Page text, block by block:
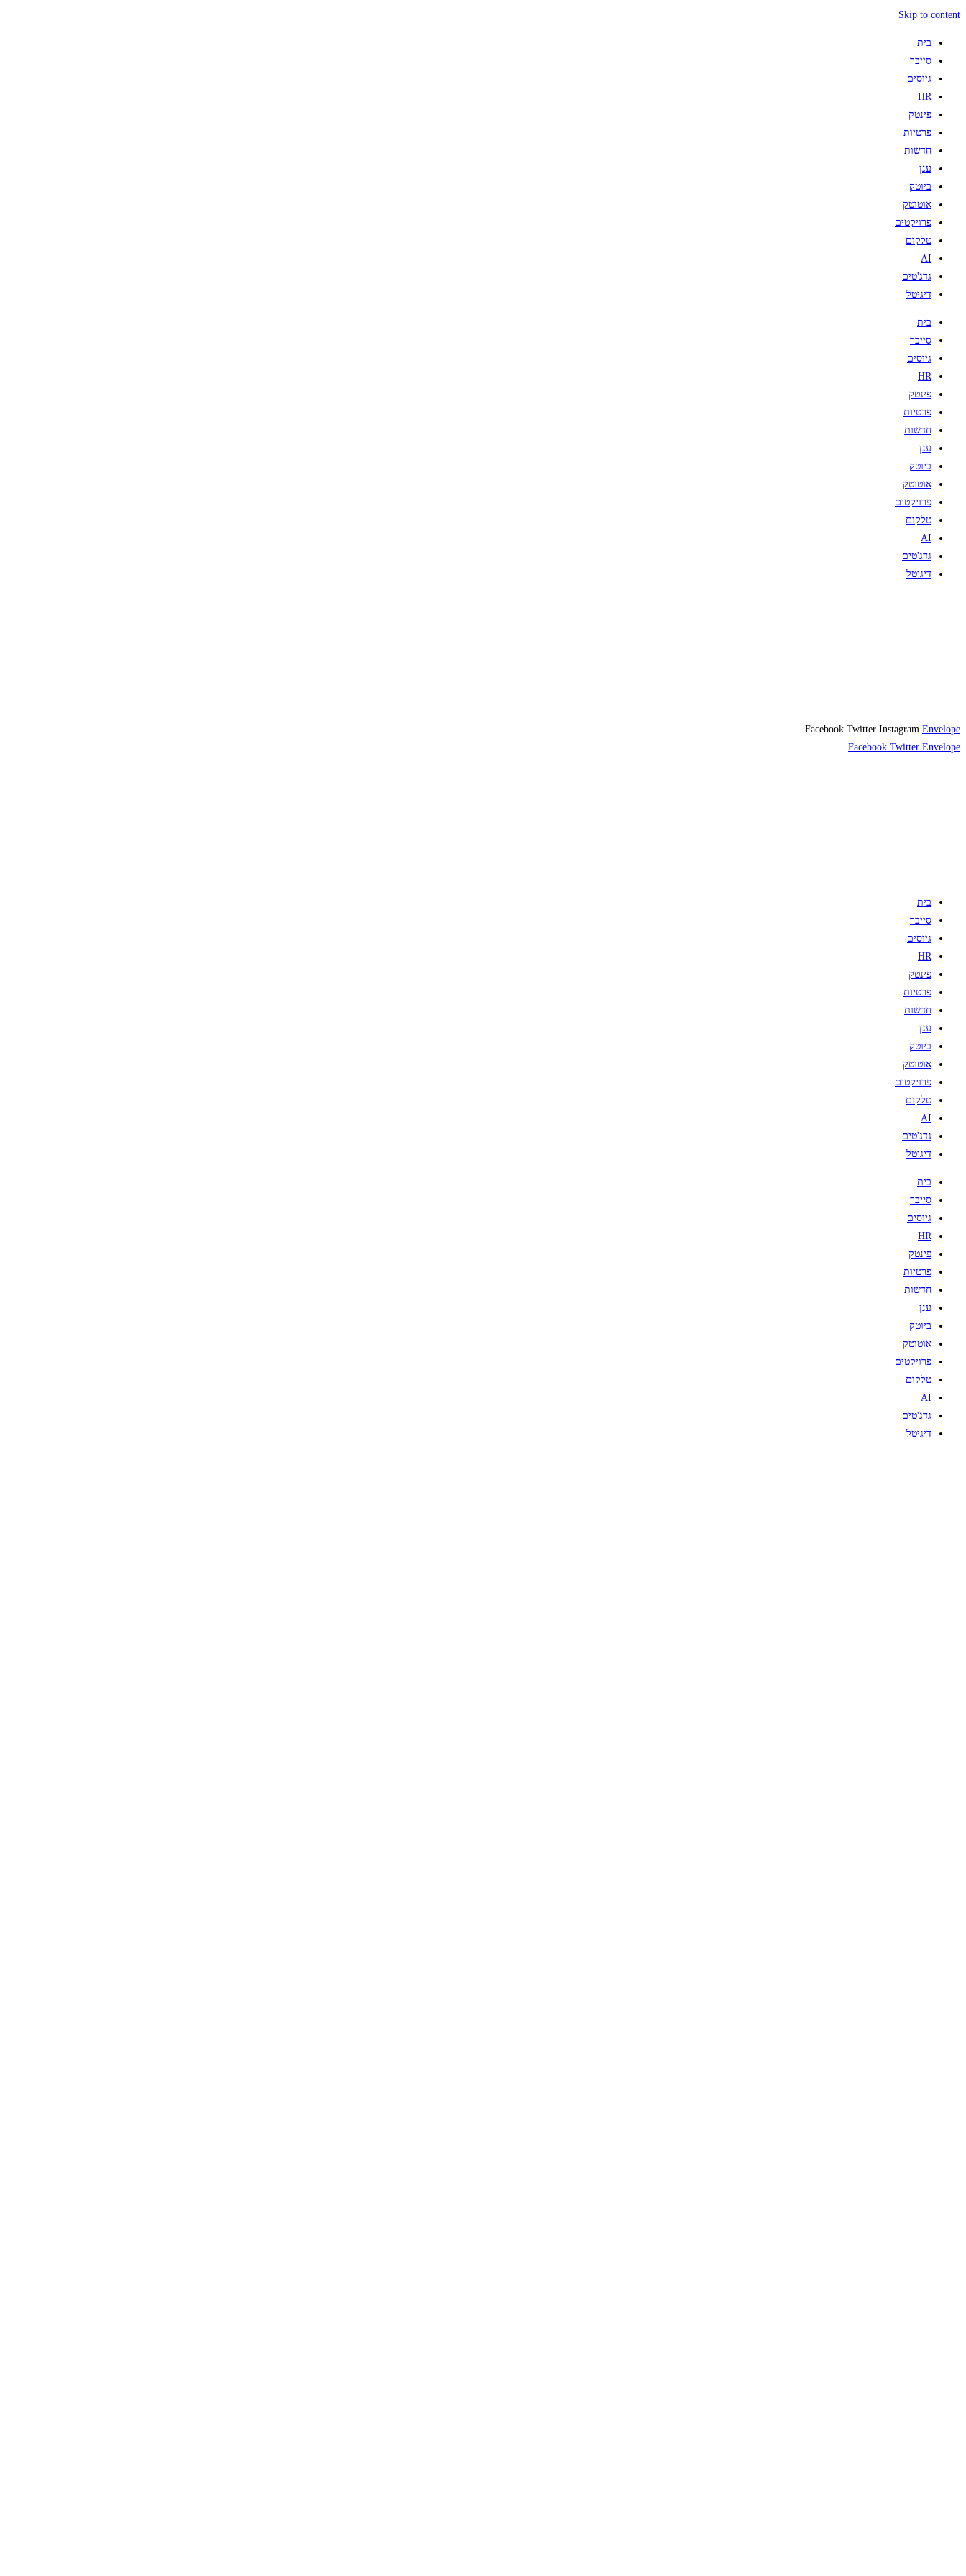
Skip to content
בית
סייבר
גיוסים
HR
פינטק
פרטיות
חדשות
ענן
ביוטק
אוטוטק
פרויקטים
טלקום
AI
גדג'טים
דיגיטל
בית
סייבר
גיוסים
HR
פינטק
פרטיות
חדשות
ענן
ביוטק
אוטוטק
פרויקטים
טלקום
AI
גדג'טים
דיגיטל
Facebook Twitter Instagram Envelope
Facebook Twitter Envelope
בית
סייבר
גיוסים
HR
פינטק
פרטיות
חדשות
ענן
ביוטק
אוטוטק
פרויקטים
טלקום
AI
גדג'טים
דיגיטל
בית
סייבר
גיוסים
HR
פינטק
פרטיות
חדשות
ענן
ביוטק
אוטוטק
פרויקטים
טלקום
AI
גדג'טים
דיגיטל